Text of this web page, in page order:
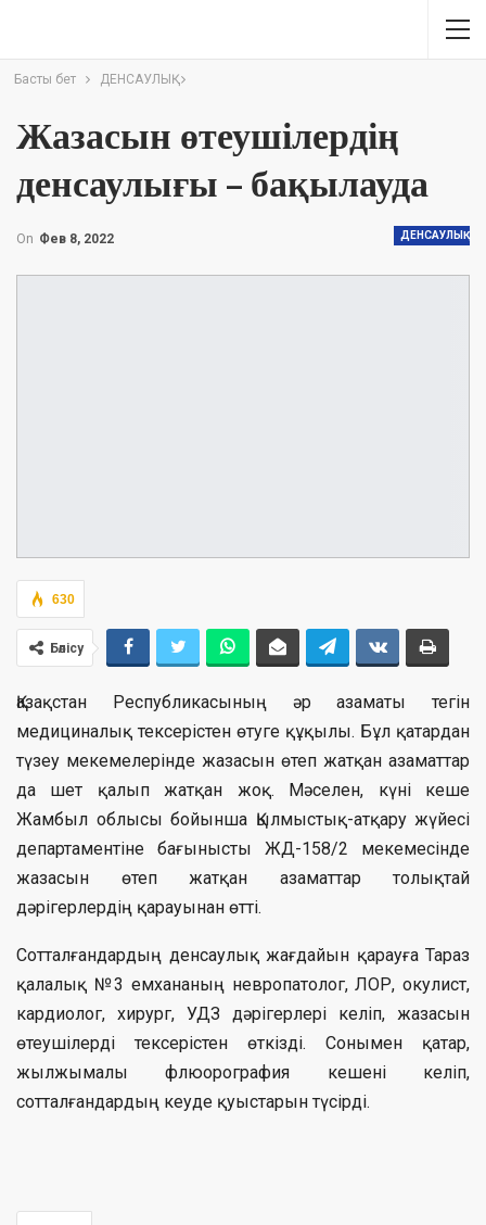
Басты бет ДЕНСАУЛЫҚ
Жазасын өтеушілердің
денсаулығы – бақылауда
ДЕНСАУЛЫҚ
On Фев 8, 2022
630
Бөлісу
Қазақстан Республикасының әр азаматы тегін
медициналық тексерістен өтуге құқылы. Бұл қатардан
түзеу мекемелерінде жазасын өтеп жатқан азаматтар
да шет қалып жатқан жоқ. Мәселен, күні кеше
Жамбыл облысы бойынша Қылмыстық-атқару жүйесі
департаментіне бағынысты ЖД-158/2 мекемесінде
жазасын өтеп жатқан азаматтар толықтай
дәрігерлердің қарауынан өтті.
Сотталғандардың денсаулық жағдайын қарауға Тараз
қалалық №3 емхананың невропатолог, ЛОР, окулист,
кардиолог, хирург, УДЗ дәрігерлері келіп, жазасын
өтеушілерді тексерістен өткізді. Сонымен қатар,
жылжымалы флюорография кешені келіп,
сотталғандардың кеуде қуыстарын түсірді.